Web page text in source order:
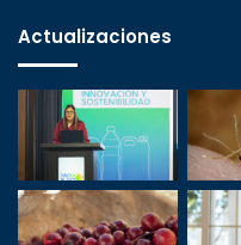
Actualizaciones